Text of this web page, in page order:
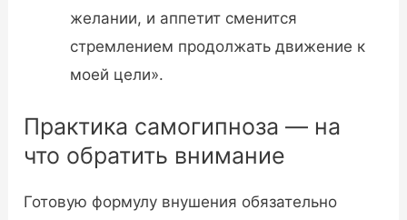
желании, и аппетит сменится
стремлением продолжать движение к
моей цели».
Практика самогипноза — на
что обратить внимание
Готовую формулу внушения обязательно